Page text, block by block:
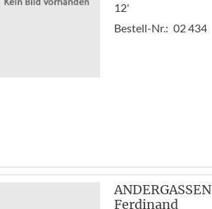
12'
Bestell-Nr.: 02 434
ANDERGASSEN
Ferdinand